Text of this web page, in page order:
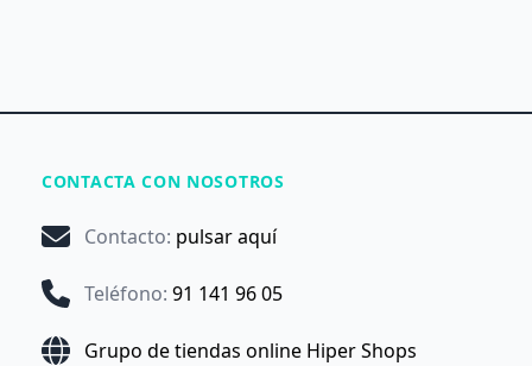
CONTACTA CON NOSOTROS
Contacto: pulsar aquí
Teléfono: 91 141 96 05
Grupo de tiendas online Hiper Shops